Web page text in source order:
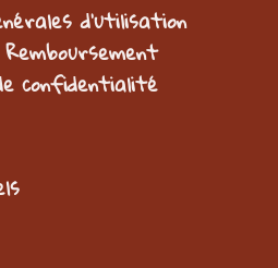
d’utilisation
confidentialité